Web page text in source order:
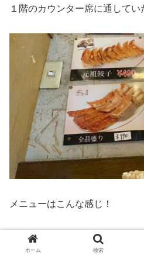
１階のカウンター席に通してい
メニューはこんな感じ！
餃子の種類が豊富なのがうれし
ホーム 検索